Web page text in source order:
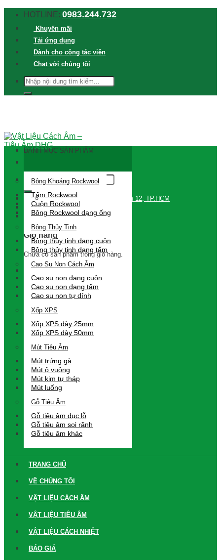
content
HOTLINE: 0983.244.732
Khuyến mãi
Tải ứng dụng
Dành cho cộng tác viên
Chat với chúng tôi
TÌM
KIẾM:
Tìm
kiếm:
709 Đường Lê Thị Riêng, Quận 12, TP.HCM
Đăng nhập / Đăng ký
Giỏ hàng
Chưa có sản phẩm trong giỏ hàng.
DANH MỤC SẢN PHẨM
Bông Khoáng Rockwool
Tấm Rockwool
Cuộn Rockwool
Bông Rockwool dạng ống
Bông Thủy Tinh
Bông thủy tinh dạng cuộn
Bông thủy tinh dạng tấm
Cao Su Non Cách Âm
Cao su non dạng cuộn
Cao su non dạng tấm
Cao su non tự dính
Xốp XPS
Xốp XPS dày 25mm
Xốp XPS dày 50mm
Mút Tiêu Âm
Mút trứng gà
Mút ô vuông
Mút kim tự tháp
Mút luống
Gỗ Tiêu Âm
Gỗ tiêu âm đục lỗ
Gỗ tiêu âm soi rãnh
Gỗ tiêu âm khác
TRANG CHỦ
VỀ CHÚNG TÔI
VẬT LIỆU CÁCH ÂM
VẬT LIỆU TIÊU ÂM
VẬT LIỆU CÁCH NHIỆT
BÁO GIÁ